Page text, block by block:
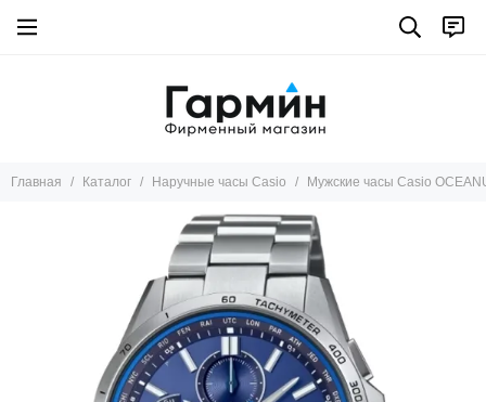
Главная Каталог Наручные часы Casio Мужские часы Casio